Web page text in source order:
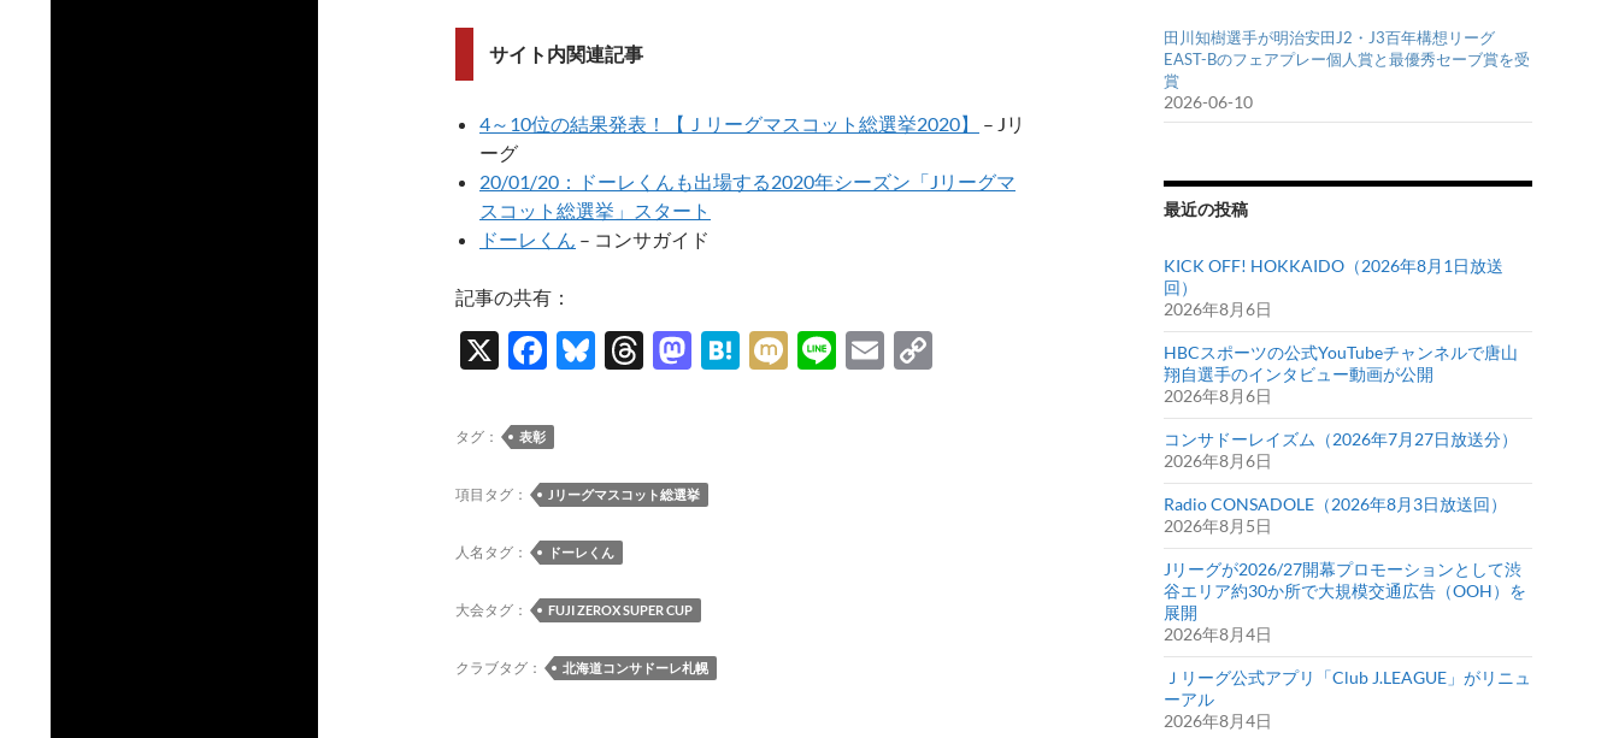
サイト内関連記事
4～10位の結果発表！【Ｊリーグマスコット総選挙2020】
– Jリ
ーグ
20/01/20：ドーレくんも出場する2020年シーズン「Jリーグマ
スコット総選挙」スタート
ドーレくん – コンサガイド
記事の共有：
X
F
e
b
o
o
k
Bl
y
T
ds
M
o
H
M Li
E
タグ： 表彰
項目タグ： Jリーグマスコット総選挙
人名タグ： ドーレくん
大会タグ： FUJI ZEROX SUPER CUP
クラブタグ： 北海道コンサドーレ札幌
田川知樹選手が明治安田J2・J3百年構想リーグ
EAST-Bのフェアプレー個人賞と最優秀セーブ賞を受
賞
2026-06-10
最近の投稿
KICK OFF! HOKKAIDO（2026年8月1日放送
回）
2026年8月6日
HBCスポーツの公式YouTubeチャンネルで唐山
翔自選手のインタビュー動画が公開
2026年8月6日
コンサドーレイズム（2026年7月27日放送分）
2026年8月6日
Radio CONSADOLE（2026年8月3日放送回）
2026年8月5日
Jリーグが2026/27開幕プロモーションとして渋
谷エリア約30か所で大規模交通広告（OOH）を
展開
2026年8月4日
Ｊリーグ公式アプリ「Club J.LEAGUE」がリニュ
ーアル
2026年8月4日